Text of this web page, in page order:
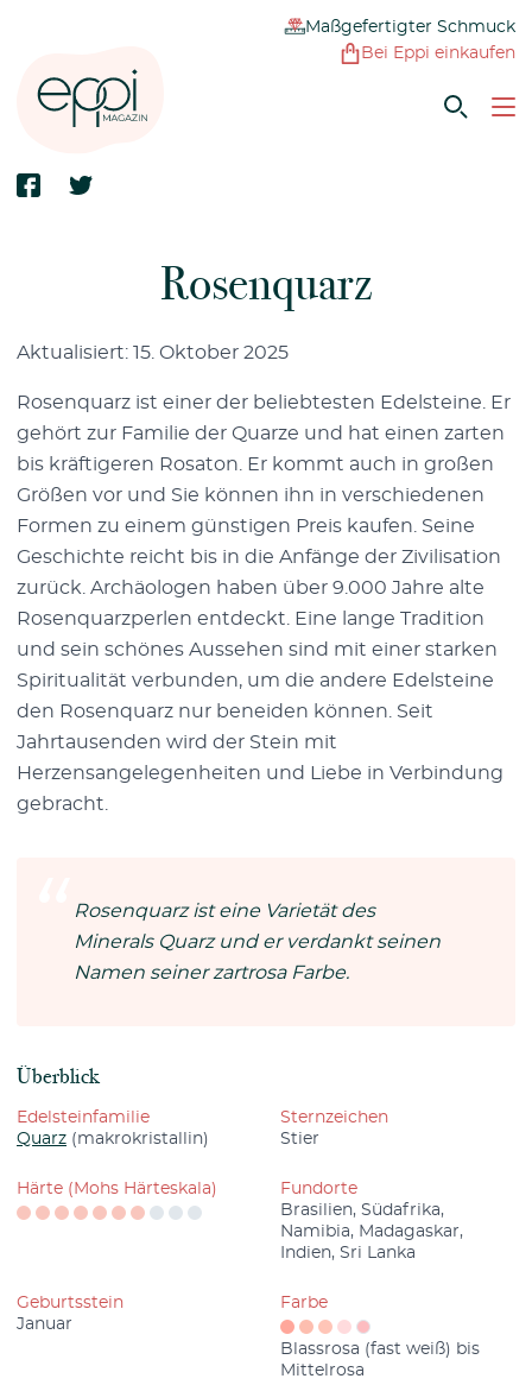
Maßgefertigter Schmuck
Bei Eppi einkaufen
Rosenquarz
Aktualisiert: 15. Oktober 2025
Rosenquarz ist einer der beliebtesten Edelsteine. Er
gehört zur Familie der Quarze und hat einen zarten
bis kräftigeren Rosaton. Er kommt auch in großen
Größen vor und Sie können ihn in verschiedenen
Formen zu einem günstigen Preis kaufen. Seine
Geschichte reicht bis in die Anfänge der Zivilisation
zurück. Archäologen haben über 9.000 Jahre alte
Rosenquarzperlen entdeckt. Eine lange Tradition
und sein schönes Aussehen sind mit einer starken
Spiritualität verbunden, um die andere Edelsteine
den Rosenquarz nur beneiden können. Seit
Jahrtausenden wird der Stein mit
Herzensangelegenheiten und Liebe in Verbindung
gebracht.
Rosenquarz ist eine Varietät des
Minerals Quarz und er verdankt seinen
Namen seiner zartrosa Farbe.
Überblick
Edelsteinfamilie
Quarz (makrokristallin)
Sternzeichen
Stier
Härte (Mohs Härteskala)
Fundorte
Brasilien, Südafrika,
Namibia, Madagaskar,
Indien, Sri Lanka
Geburtsstein
Januar
Farbe
Blassrosa (fast weiß) bis
Mittelrosa